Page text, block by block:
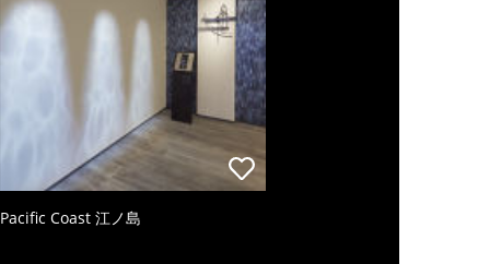
Pacific Coast 江ノ島